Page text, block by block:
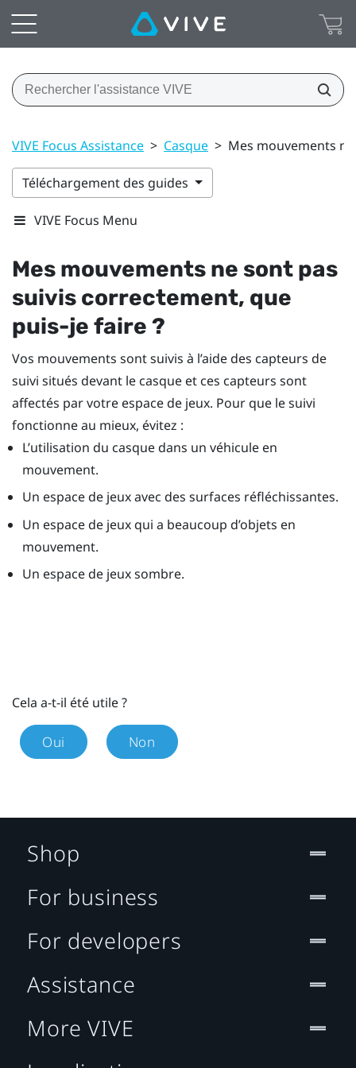
VIVE Focus Assistance > Casque > Mes mouvements
Téléchargement des guides
VIVE Focus Menu
Mes mouvements ne sont pas
suivis correctement, que
puis-je faire ?
Vos mouvements sont suivis à l’aide des capteurs de
suivi situés devant le casque et ces capteurs sont
affectés par votre espace de jeux. Pour que le suivi
fonctionne au mieux, évitez :
L’utilisation du casque dans un véhicule en
mouvement.
Un espace de jeux avec des surfaces réfléchissantes.
Un espace de jeux qui a beaucoup d’objets en
mouvement.
Un espace de jeux sombre.
Cela a-t-il été utile ?
Oui Non
Shop
For business
For developers
Assistance
More VIVE